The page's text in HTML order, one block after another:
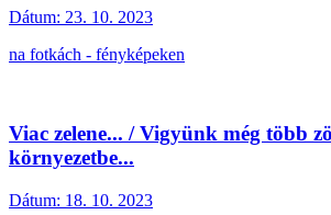
Dátum: 23. 10. 2023
na fotkách - fényképeken
Viac zelene... / Vigyünk még több
környezetbe...
Dátum: 18. 10. 2023